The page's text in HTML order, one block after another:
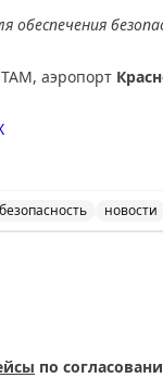
обеспечения
аэропорт
безопасность новости
по